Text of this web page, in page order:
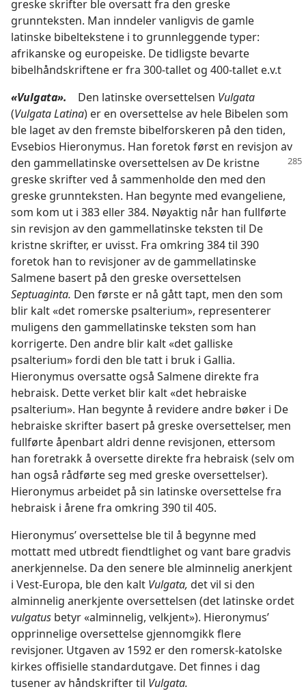
greske skrifter ble oversatt fra den greske
grunnteksten. Man inndeler vanligvis de gamle
latinske bibeltekstene i to grunnleggende typer:
afrikanske og europeiske. De tidligste bevarte
bibelhåndskriftene er fra 300-tallet og 400-tallet e.v.t
«Vulgata». Den latinske oversettelsen Vulgata
(Vulgata Latina) er en oversettelse av hele Bibelen som
ble laget av den fremste bibelforskeren på den tiden,
Evsebios Hieronymus. Han foretok først en revisjon av
den gammellatinske oversettelsen av De kristne
greske skrifter ved å sammenholde den med den
greske grunnteksten. Han begynte med evangeliene,
som kom ut i 383 eller 384. Nøyaktig når han fullførte
sin revisjon av den gammellatinske teksten til De
kristne skrifter, er uvisst. Fra omkring 384 til 390
foretok han to revisjoner av de gammellatinske
Salmene basert på den greske oversettelsen
Septuaginta. Den første er nå gått tapt, men den som
blir kalt «det romerske psalterium», representerer
muligens den gammellatinske teksten som han
korrigerte. Den andre blir kalt «det galliske
psalterium» fordi den ble tatt i bruk i Gallia.
Hieronymus oversatte også Salmene direkte fra
hebraisk. Dette verket blir kalt «det hebraiske
psalterium». Han begynte å revidere andre bøker i De
hebraiske skrifter basert på greske oversettelser, men
fullførte åpenbart aldri denne revisjonen, ettersom
han foretrakk å oversette direkte fra hebraisk (selv om
han også rådførte seg med greske oversettelser).
Hieronymus arbeidet på sin latinske oversettelse fra
hebraisk i årene fra omkring 390 til 405.
Hieronymus’ oversettelse ble til å begynne med
mottatt med utbredt fiendtlighet og vant bare gradvis
anerkjennelse. Da den senere ble alminnelig anerkjent
i Vest-Europa, ble den kalt Vulgata, det vil si den
alminnelig anerkjente oversettelsen (det latinske ordet
vulgatus betyr «alminnelig, velkjent»). Hieronymus’
opprinnelige oversettelse gjennomgikk flere
revisjoner. Utgaven av 1592 er den romersk-katolske
kirkes offisielle standardutgave. Det finnes i dag
tusener av håndskrifter til Vulgata.